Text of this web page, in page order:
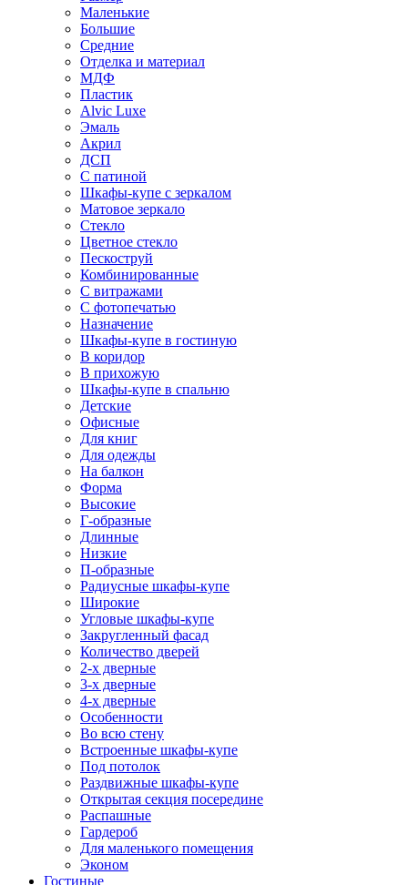
Маленькие
Большие
Средние
Отделка и материал
МДФ
Пластик
Alvic Luxe
Эмаль
Акрил
ДСП
С патиной
Шкафы-купе с зеркалом
Матовое зеркало
Стекло
Цветное стекло
Пескоструй
Комбинированные
С витражами
С фотопечатью
Назначение
Шкафы-купе в гостиную
В коридор
В прихожую
Шкафы-купе в спальню
Детские
Офисные
Для книг
Для одежды
На балкон
Форма
Высокие
Г-образные
Длинные
Низкие
П-образные
Радиусные шкафы-купе
Широкие
Угловые шкафы-купе
Закругленный фасад
Количество дверей
2-х дверные
3-х дверные
4-х дверные
Особенности
Во всю стену
Встроенные шкафы-купе
Под потолок
Раздвижные шкафы-купе
Открытая секция посередине
Распашные
Гардероб
Для маленького помещения
Эконом
Гостиные